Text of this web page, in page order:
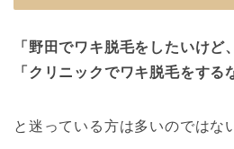
「野田でワキ脱毛をしたいけど
「クリニックでワキ脱毛をする
と迷っている方は多いのではな